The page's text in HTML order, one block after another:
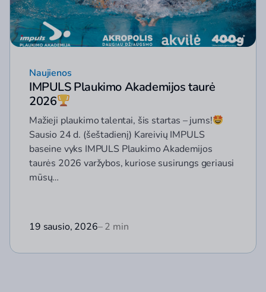
Naujienos
IMPULS Plaukimo Akademijos taurė
2026
Mažieji plaukimo talentai, šis startas – jums!
Sausio 24 d. (šeštadienį) Kareivių IMPULS
baseine vyks IMPULS Plaukimo Akademijos
taurės 2026 varžybos, kuriose susirungs geriausi
mūsų…
19 sausio, 2026– 2 min